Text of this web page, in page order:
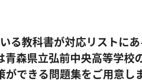
る教科書が対応リストに
青森県立弘前中央高等学校
ができる問題集をご用意し